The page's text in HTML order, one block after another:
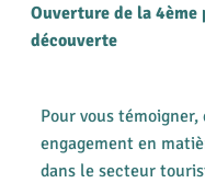
Ouverture de la 4ème
découverte
Pour vous
engagement en
dans le secteur